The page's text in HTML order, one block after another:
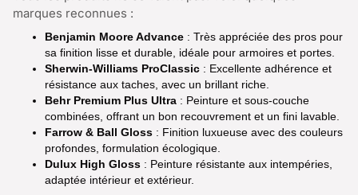
marques reconnues :
Benjamin Moore Advance : Très appréciée des pros pour
sa finition lisse et durable, idéale pour armoires et portes.
Sherwin-Williams ProClassic : Excellente adhérence et
résistance aux taches, avec un brillant riche.
Behr Premium Plus Ultra : Peinture et sous-couche
combinées, offrant un bon recouvrement et un fini lavable.
Farrow & Ball Gloss : Finition luxueuse avec des couleurs
profondes, formulation écologique.
Dulux High Gloss : Peinture résistante aux intempéries,
adaptée intérieur et extérieur.